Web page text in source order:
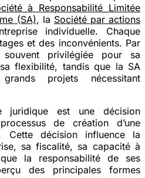
à Responsabilité Limitée
(SA), la Société par actions
individuelle. Chaque
et des inconvénients. Par
privilégiée pour sa
flexibilité, tandis que la SA
projets nécessitant
est une décision
de création d’une
Cette décision influence la
sa fiscalité, sa capacité à
la responsabilité de ses
des principales formes